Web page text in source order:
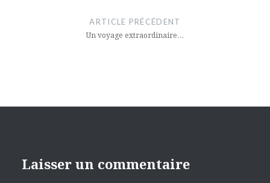
ARTICLE PRÉCÉDENT
Un voyage extraordinaire…
Laisser un commentaire